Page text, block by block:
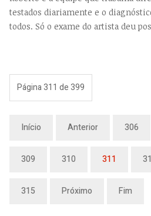
testados diariamente e o
todos. Só o exame do artista deu
Página 311 de 399
Início Anterior 306
309 310 311
315 Próximo Fim